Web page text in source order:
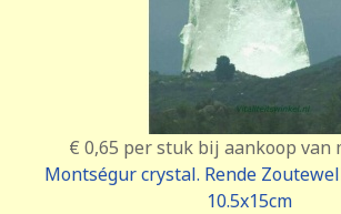
€ 0,65 per stuk bij aankoop van
Montségur crystal. Rende
10.5x15cm